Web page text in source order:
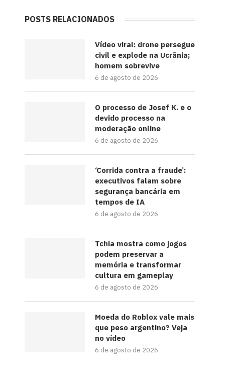
POSTS RELACIONADOS
Vídeo viral: drone persegue
civil e explode na Ucrânia;
homem sobrevive
6 de agosto de 2026
O processo de Josef K. e o
devido processo na
moderação online
6 de agosto de 2026
‘Corrida contra a fraude’:
executivos falam sobre
segurança bancária em
tempos de IA
6 de agosto de 2026
Tchia mostra como jogos
podem preservar a
memória e transformar
cultura em gameplay
6 de agosto de 2026
Moeda do Roblox vale mais
que peso argentino? Veja
no vídeo
6 de agosto de 2026